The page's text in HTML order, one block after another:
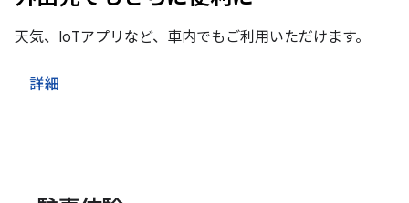
天気、IoTアプリなど、車内でもご利用いただけます。
詳細